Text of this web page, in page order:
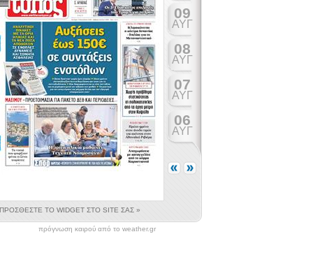
σύμβουλοι.
2 ακόμη μάρτυρες
«δανεικό» προσωπικό.
πρόγνωση καιρού από το weather.gr